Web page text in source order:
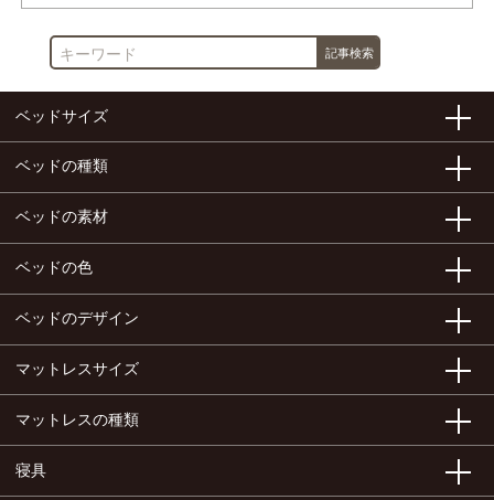
ベッドサイズ
ベッドの種類
ベッドの素材
ベッドの色
ベッドのデザイン
マットレスサイズ
マットレスの種類
寝具